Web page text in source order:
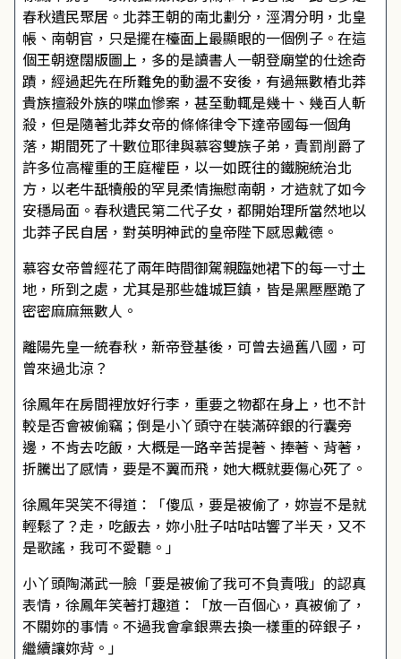
春秋遺民聚居。北莽王朝的南北劃分，涇渭分明，北皇
帳、南朝官，只是擺在檯面上最顯眼的一個例子。在這
個王朝遼闊版圖上，多的是讀書人一朝登廟堂的仕途奇
蹟，經過起先在所難免的動盪不安後，有過無數樁北莽
貴族擅殺外族的喋血慘案，甚至動輒是幾十、幾百人斬
殺，但是隨著北莽女帝的條條律令下達帝國每一個角
落，期間死了十數位耶律與慕容雙族子弟，責罰削爵了
許多位高權重的王庭權臣，以一如既往的鐵腕統治北
方，以老牛舐犢般的罕見柔情撫慰南朝，才造就了如今
安穩局面。春秋遺民第二代子女，都開始理所當然地以
北莽子民自居，對英明神武的皇帝陛下感恩戴德。
慕容女帝曾經花了兩年時間御駕親臨她裙下的每一寸土
地，所到之處，尤其是那些雄城巨鎮，皆是黑壓壓跪了
密密麻麻無數人。
離陽先皇一統春秋，新帝登基後，可曾去過舊八國，可
曾來過北涼？
徐鳳年在房間裡放好行李，重要之物都在身上，也不計
較是否會被偷竊；倒是小丫頭守在裝滿碎銀的行囊旁
邊，不肯去吃飯，大概是一路辛苦提著、捧著、背著，
折騰出了感情，要是不翼而飛，她大概就要傷心死了。
徐鳳年哭笑不得道：「傻瓜，要是被偷了，妳豈不是就
輕鬆了？走，吃飯去，妳小肚子咕咕咕響了半天，又不
是歌謠，我可不愛聽。」
小丫頭陶滿武一臉「要是被偷了我可不負責哦」的認真
表情，徐鳳年笑著打趣道：「放一百個心，真被偷了，
不關妳的事情。不過我會拿銀票去換一樣重的碎銀子，
繼續讓妳背。」